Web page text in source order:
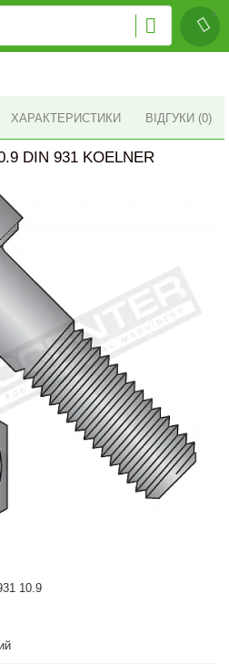
ХАРАКТЕРИСТИКИ ВІДГУКИ (0)
DIN 931 KOELNER
10.9